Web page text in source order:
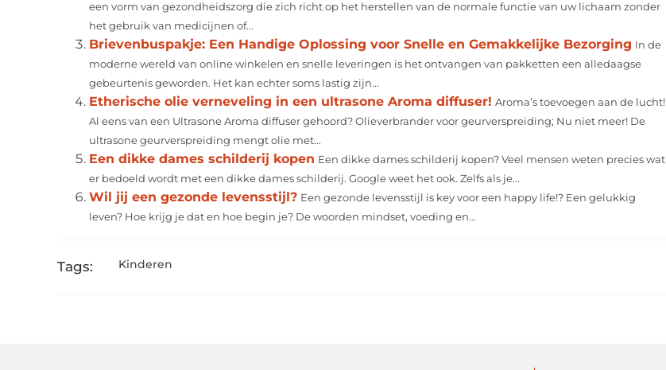
een vorm van gezondheidszorg die zich richt op het herstellen van de normale functie van uw lichaam zonder
het gebruik van medicijnen of...
Brievenbuspakje: Een Handige Oplossing voor Snelle en Gemakkelijke Bezorging In de
moderne wereld van online winkelen en snelle leveringen is het ontvangen van pakketten een alledaagse
gebeurtenis geworden. Het kan echter soms lastig zijn...
Etherische olie verneveling in een ultrasone Aroma diffuser! Aroma’s toevoegen aan de lucht!
Al eens van een Ultrasone Aroma diffuser gehoord? Olieverbrander voor geurverspreiding; Nu niet meer! De
ultrasone geurverspreiding mengt olie met...
Een dikke dames schilderij kopen Een dikke dames schilderij kopen? Veel mensen weten precies wat
er bedoeld wordt met een dikke dames schilderij. Google weet het ook. Zelfs als je...
Wil jij een gezonde levensstijl? Een gezonde levensstijl is key voor een happy life!? Een gelukkig
leven? Hoe krijg je dat en hoe begin je? De woorden mindset, voeding en...
Tags: Kinderen